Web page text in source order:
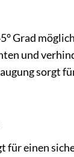
Grad
und
sorgt
einen